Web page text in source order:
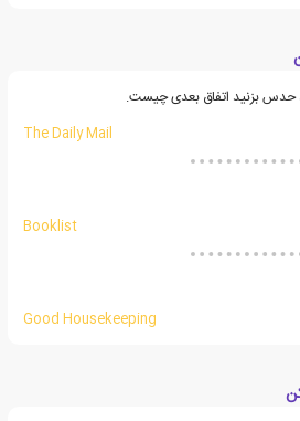
حدس بزنید اتفاق بعدی چیست.
The Daily Mail
Booklist
Good Housekeeping